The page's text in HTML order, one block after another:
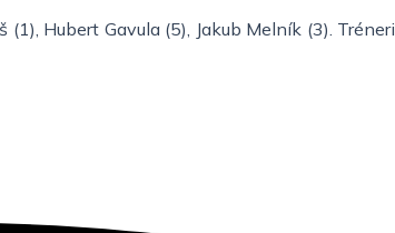
Hubert Gavula (5), Jakub Melník (3). Tréneri